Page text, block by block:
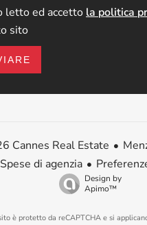
letto ed accetto la politica
sito
Cannes Real Estate
Spese di agenzia
Design by
Apimo™
è protetto da reCAPTCHA e si